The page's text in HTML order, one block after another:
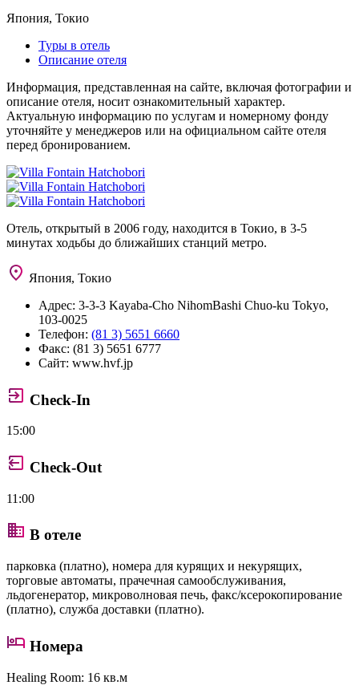
Япония, Токио
Туры в отель
Описание отеля
Информация, представленная на сайте, включая фотографии и
описание отеля, носит ознакомительный характер.
Актуальную информацию по услугам и номерному фонду
уточняйте у менеджеров или на официальном сайте отеля
перед бронированием.
Отель, открытый в 2006 году, находится в Токио, в 3-5
минутах ходьбы до ближайших станций метро.
Япония, Токио
Адрес: 3-3-3 Kayaba-Cho NihomBashi Chuo-ku Tokyo,
103-0025
Телефон: (81 3) 5651 6660
Факс: (81 3) 5651 6777
Сайт: www.hvf.jp
Check-In
15:00
Check-Out
11:00
В отеле
парковка (платно), номера для курящих и некурящих,
торговые автоматы, прачечная самообслуживания,
льдогенератор, микроволновая печь, факс/ксерокопирование
(платно), служба доставки (платно).
Номера
Healing Room: 16 кв.м